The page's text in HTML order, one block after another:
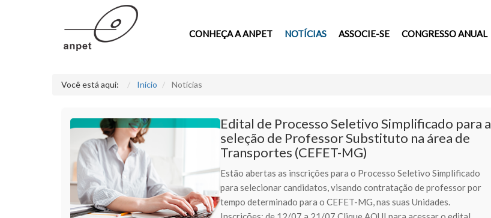
CONHEÇA A ANPET NOTÍCIAS ASSOCIE-SE CONGRESSO ANUAL
Você está aqui: Início Notícias
Edital de Processo Seletivo Simplificado para a
seleção de Professor Substituto na área de
Transportes (CEFET-MG)
Estão abertas as inscrições para o Processo Seletivo Simplificado
para selecionar candidatos, visando contratação de professor por
tempo determinado para o CEFET-MG, nas suas Unidades.